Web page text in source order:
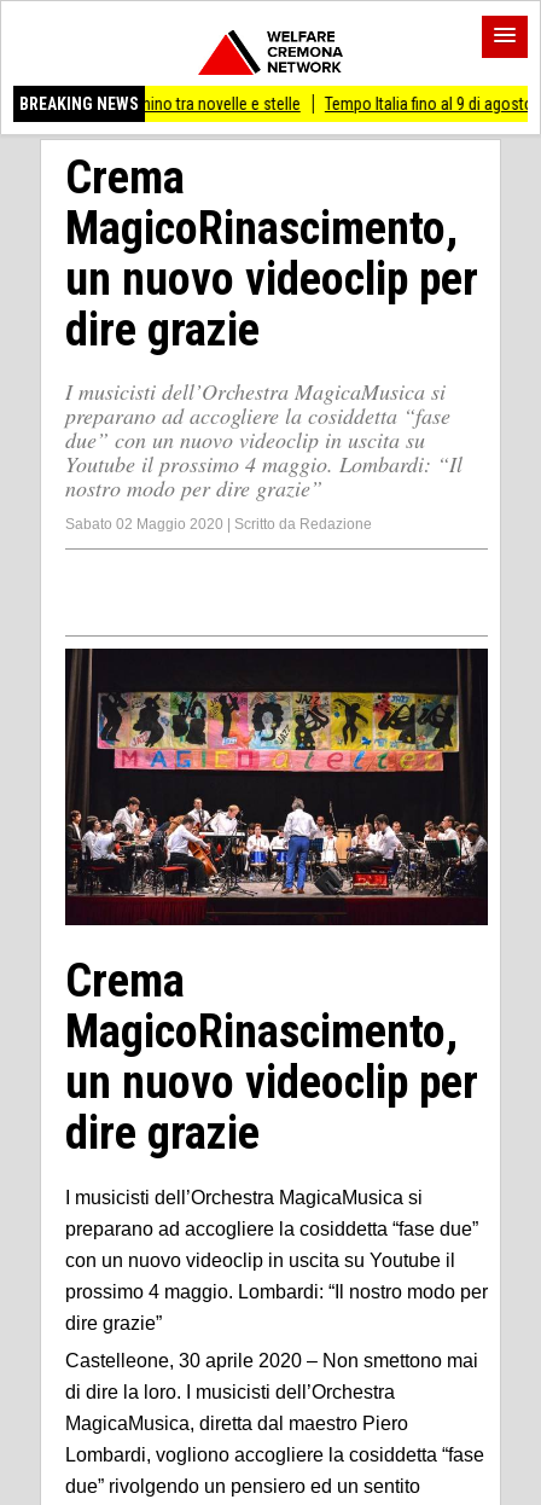
BREAKING NEWS
tra novelle e stelle Tempo Italia fino al 9 di agosto (Mi) PIANO
Crema
MagicoRinascimento,
un nuovo videoclip per
dire grazie
I musicisti dell’Orchestra MagicaMusica si
preparano ad accogliere la cosiddetta “fase
due” con un nuovo videoclip in uscita su
Youtube il prossimo 4 maggio. Lombardi: “Il
nostro modo per dire grazie”
Sabato 02 Maggio 2020 Scritto da Redazione
Crema
MagicoRinascimento,
un nuovo videoclip per
dire grazie
I musicisti dell’Orchestra MagicaMusica si
preparano ad accogliere la cosiddetta “fase due”
con un nuovo videoclip in uscita su Youtube il
prossimo 4 maggio. Lombardi: “Il nostro modo per
dire grazie”
Castelleone, 30 aprile 2020 – Non smettono mai
di dire la loro. I musicisti dell’Orchestra
MagicaMusica, diretta dal maestro Piero
Lombardi, vogliono accogliere la cosiddetta “fase
due” rivolgendo un pensiero ed un sentito